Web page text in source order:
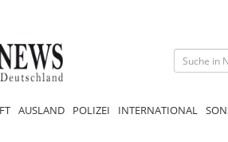
AUSLAND POLIZEI INTERNATIONAL